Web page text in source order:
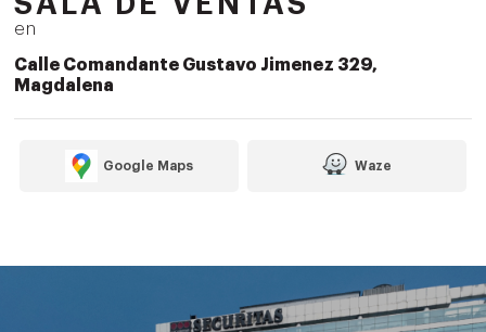
en
Calle Comandante Gustavo Jimenez 329,
Magdalena
Google Maps Waze